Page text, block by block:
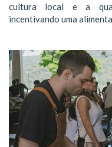
cultura local e a
incentivando uma